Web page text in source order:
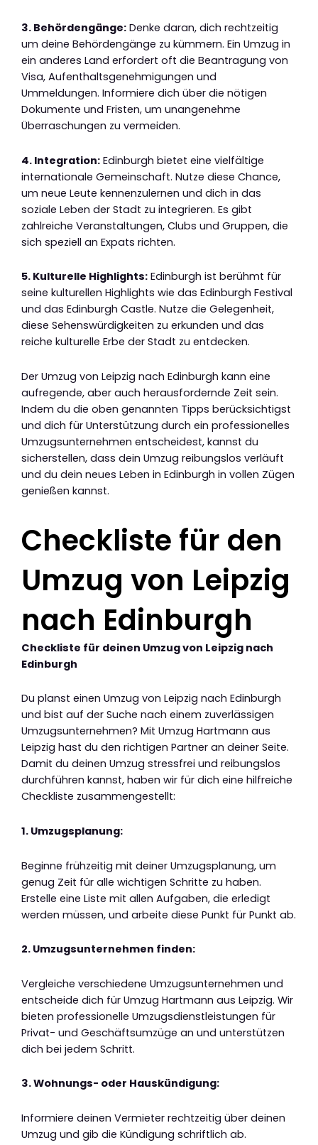
3. Behördengänge: Denke daran, dich rechtzeitig
um deine Behördengänge zu kümmern. Ein Umzug in
ein anderes Land erfordert oft die Beantragung von
Visa, Aufenthaltsgenehmigungen und
Ummeldungen. Informiere dich über die nötigen
Dokumente und Fristen, um unangenehme
Überraschungen zu vermeiden.
4. Integration: Edinburgh bietet eine vielfältige
internationale Gemeinschaft. Nutze diese Chance,
um neue Leute kennenzulernen und dich in das
soziale Leben der Stadt zu integrieren. Es gibt
zahlreiche Veranstaltungen, Clubs und Gruppen, die
sich speziell an Expats richten.
5. Kulturelle Highlights: Edinburgh ist berühmt für
seine kulturellen Highlights wie das Edinburgh Festival
und das Edinburgh Castle. Nutze die Gelegenheit,
diese Sehenswürdigkeiten zu erkunden und das
reiche kulturelle Erbe der Stadt zu entdecken.
Der Umzug von Leipzig nach Edinburgh kann eine
aufregende, aber auch herausfordernde Zeit sein.
Indem du die oben genannten Tipps berücksichtigst
und dich für Unterstützung durch ein professionelles
Umzugsunternehmen entscheidest, kannst du
sicherstellen, dass dein Umzug reibungslos verläuft
und du dein neues Leben in Edinburgh in vollen Zügen
genießen kannst.
Checkliste für den
Umzug von Leipzig
nach Edinburgh
Checkliste für deinen Umzug von Leipzig nach
Edinburgh
Du planst einen Umzug von Leipzig nach Edinburgh
und bist auf der Suche nach einem zuverlässigen
Umzugsunternehmen? Mit Umzug Hartmann aus
Leipzig hast du den richtigen Partner an deiner Seite.
Damit du deinen Umzug stressfrei und reibungslos
durchführen kannst, haben wir für dich eine hilfreiche
Checkliste zusammengestellt:
1. Umzugsplanung:
Beginne frühzeitig mit deiner Umzugsplanung, um
genug Zeit für alle wichtigen Schritte zu haben.
Erstelle eine Liste mit allen Aufgaben, die erledigt
werden müssen, und arbeite diese Punkt für Punkt ab.
2. Umzugsunternehmen finden:
Vergleiche verschiedene Umzugsunternehmen und
entscheide dich für Umzug Hartmann aus Leipzig. Wir
bieten professionelle Umzugsdienstleistungen für
Privat- und Geschäftsumzüge an und unterstützen
dich bei jedem Schritt.
3. Wohnungs- oder Hauskündigung:
Informiere deinen Vermieter rechtzeitig über deinen
Umzug und gib die Kündigung schriftlich ab.